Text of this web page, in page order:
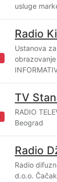
usluge
Radio
Ustanova
TV
RADIO
Beograd
Radio
Radio
d.o.o. Čačak